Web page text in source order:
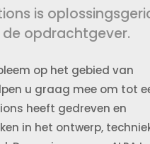
is
opdrachtgever.
op het gebied van
u graag mee om tot
heeft gedreven en
in het ontwerp,